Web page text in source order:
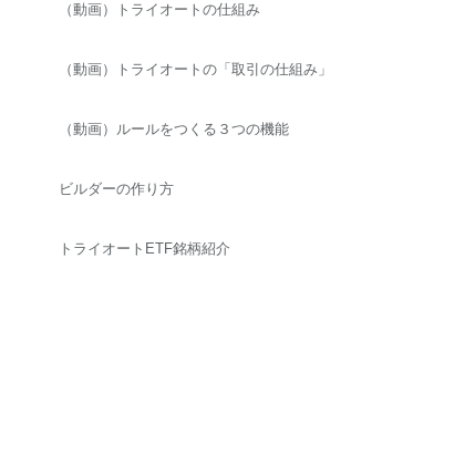
（動画）トライオートの仕組み
（動画）トライオートの「取引の仕組み」
（動画）ルールをつくる３つの機能
ビルダーの作り方
トライオートETF銘柄紹介